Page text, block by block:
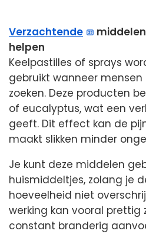
Verzachtende
helpen
Keelpastilles of sprays
gebruikt wanneer
zoeken. Deze producten
of eucalyptus, wat een
geeft. Dit effect kan de
maakt slikken minder
Je kunt deze middelen
huismiddeltjes, zolang je
hoeveelheid niet
werking kan vooral prettig
constant branderig